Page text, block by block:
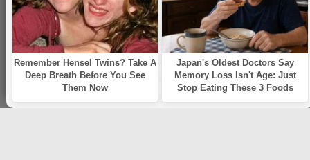
Электронная библиотека аудиокниг. Более 20000
аудиокниг в хорошем качестве. Слушайте аудиокниги
бесплатно онлайн и без регистрации. По любым
вопросам обращайтесь на почту:
knigamp3online.info@gmail.com